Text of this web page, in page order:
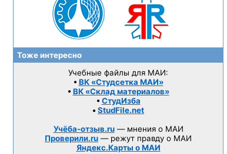
Тоже интересно
Учебные файлы для МАИ:
• ВК «Студсетка МАИ»
• ВК «Склад материалов»
• СтудИзба
• StudFile.net
Учёба-отзыв.ru— мнения о МАИ
Проверили.ru — режут правду о МАИ
Яндекс.Карты о МАИ